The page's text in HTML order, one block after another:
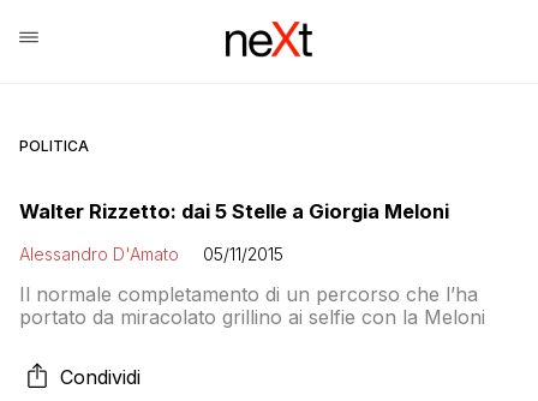
POLITICA
Walter Rizzetto: dai 5 Stelle a Giorgia Meloni
Alessandro D'Amato 05/11/2015
Il normale completamento di un percorso che l’ha
portato da miracolato grillino ai selfie con la Meloni
Condividi